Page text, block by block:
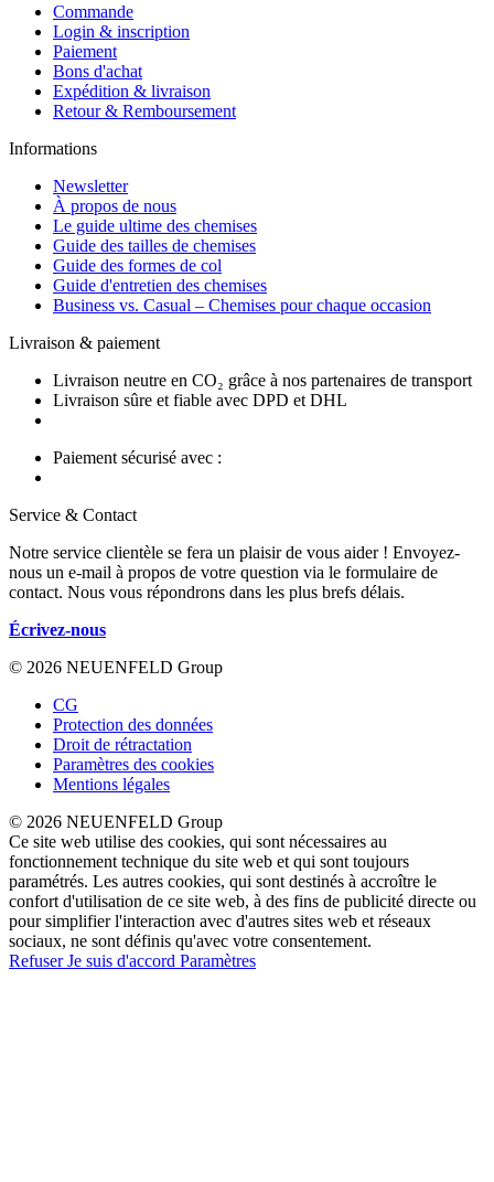
Commande
Login & inscription
Paiement
Bons d'achat
Expédition & livraison
Retour & Remboursement
Informations
Newsletter
À propos de nous
Le guide ultime des chemises
Guide des tailles de chemises
Guide des formes de col
Guide d'entretien des chemises
Business vs. Casual – Chemises pour chaque occasion
Livraison & paiement
Livraison neutre en CO₂ grâce à nos partenaires de transport
Livraison sûre et fiable avec DPD et DHL
Paiement sécurisé avec :
Service & Contact
Notre service clientèle se fera un plaisir de vous aider ! Envoyez-
nous un e-mail à propos de votre question via le formulaire de
contact. Nous vous répondrons dans les plus brefs délais.
Écrivez-nous
© 2026 NEUENFELD Group
CG
Protection des données
Droit de rétractation
Paramètres des cookies
Mentions légales
© 2026 NEUENFELD Group
Ce site web utilise des cookies, qui sont nécessaires au
fonctionnement technique du site web et qui sont toujours
paramétrés. Les autres cookies, qui sont destinés à accroître le
confort d'utilisation de ce site web, à des fins de publicité directe ou
pour simplifier l'interaction avec d'autres sites web et réseaux
sociaux, ne sont définis qu'avec votre consentement.
RefuserJe suis d'accord Paramètres